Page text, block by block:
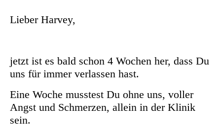
Lieber Harvey,
jetzt ist es bald schon 4 Wochen her, dass Du
uns für immer verlassen hast.
Eine Woche musstest Du ohne uns, voller
Angst und Schmerzen, allein in der Klinik
sein.